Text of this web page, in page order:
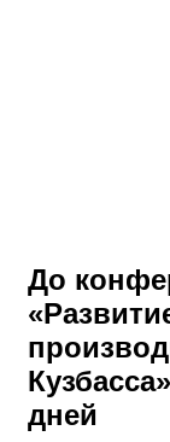
До
дней